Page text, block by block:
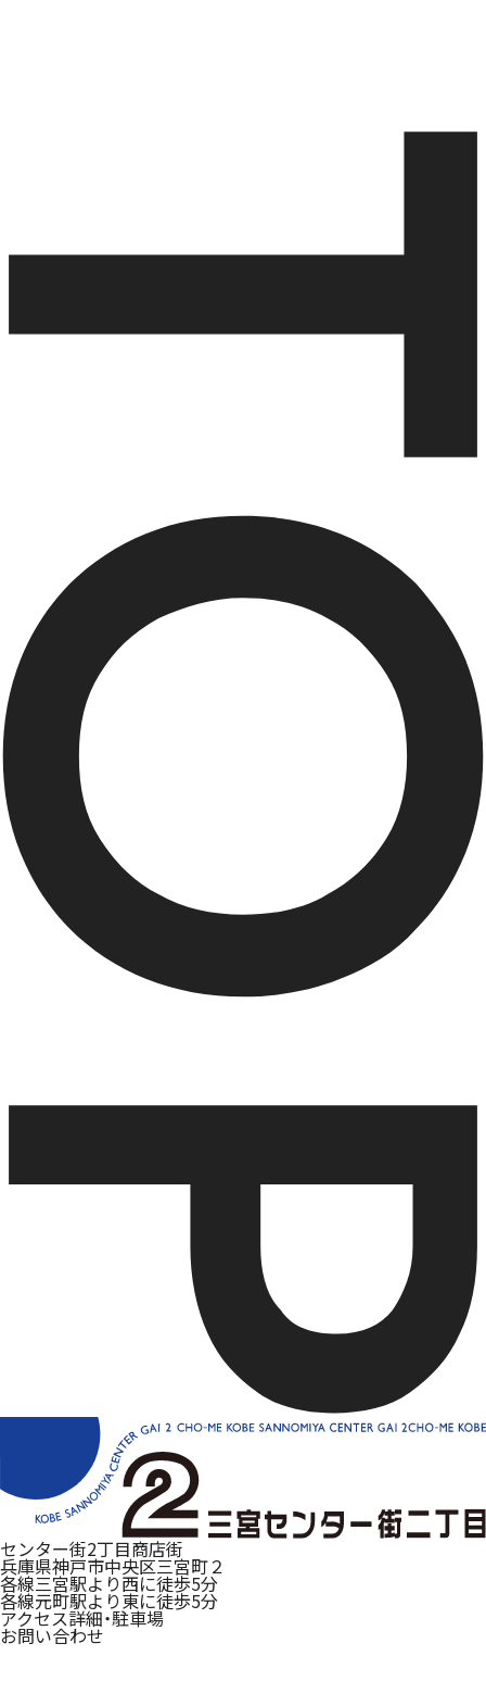
センター街2丁目商店街
兵庫県神戸市中央区三宮町２
各線三宮駅より西に徒歩5分
各線元町駅より東に徒歩5分
アクセス詳細・駐車場
お問い合わせ